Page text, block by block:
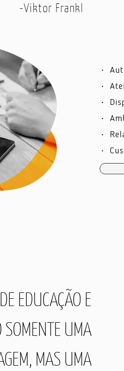
-Viktor Frankl
•
•
•
•
•
•
EDUCAÇÃO E
SOMENTE UMA
MAS UMA